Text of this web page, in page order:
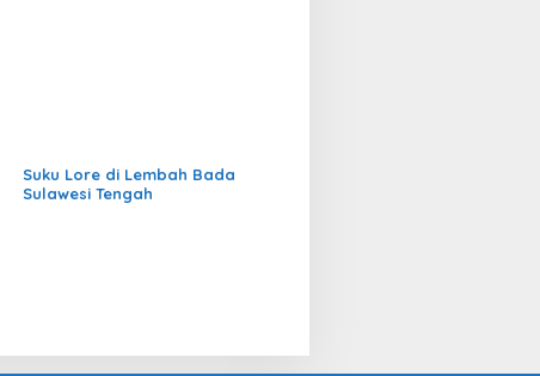
Suku Lore di Lembah Bada
Sulawesi Tengah